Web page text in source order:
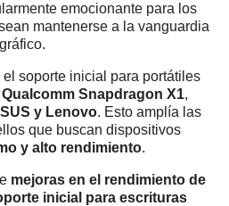
emocionante para los
mantenerse a la vanguardia
soporte inicial para portátiles
Qualcomm Snapdragon X1,
y Lenovo. Esto amplía las
que buscan dispositivos
y alto rendimiento.
mejoras en el rendimiento de
inicial para escrituras